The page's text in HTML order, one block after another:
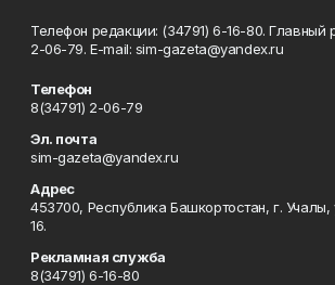
Телефон редакции: (34791) 6-16-80. Главный
2-06-79. Е-mаil: sim-gazeta@yandex.ru
Телефон
8(34791) 2-06-79
Эл. почта
sim-gazeta@yandex.ru
Адрес
453700, Республика Башкортостан, г. Учалы,
16.
Рекламная служба
8(34791) 6-16-80